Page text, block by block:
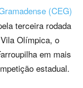
(CEG)
terceira rodada
Olímpica, o
em mais
estadual.